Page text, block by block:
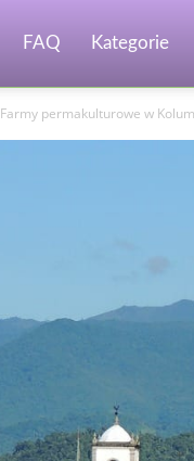
FAQ Kategorie
Farmy permakulturowe w